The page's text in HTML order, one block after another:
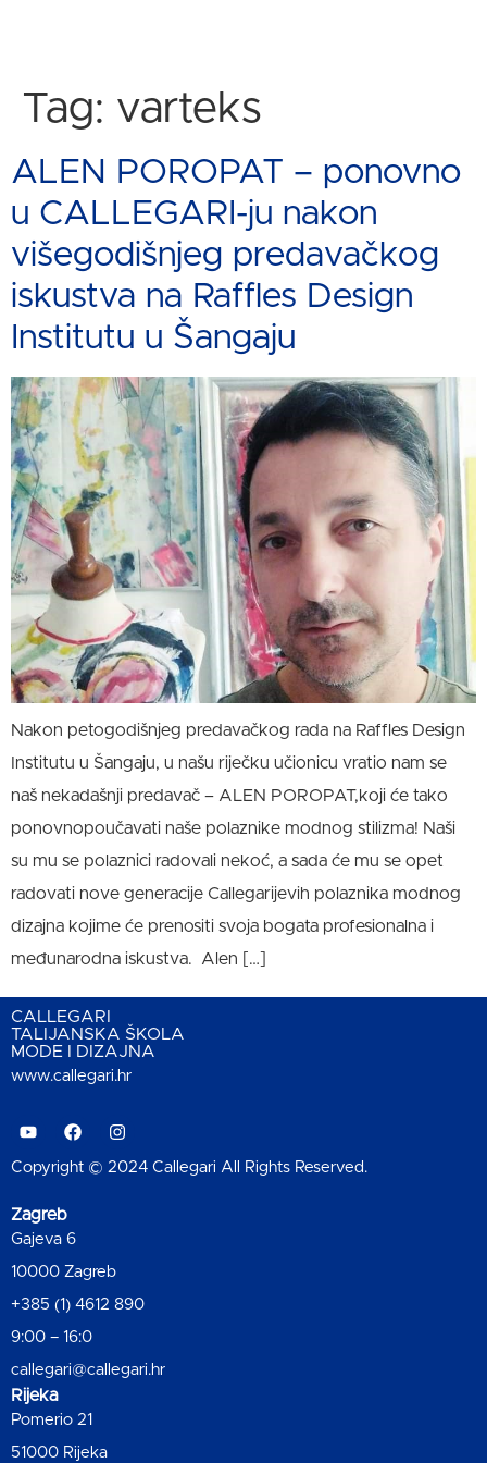
Tag: varteks
ALEN POROPAT – ponovno
u CALLEGARI-ju nakon
višegodišnjeg predavačkog
iskustva na Raffles Design
Institutu u Šangaju
Nakon petogodišnjeg predavačkog rada na Raffles Design
Institutu u Šangaju, u našu riječku učionicu vratio nam se
naš nekadašnji predavač – ALEN POROPAT,koji će tako
ponovnopoučavati naše polaznike modnog stilizma! Naši
su mu se polaznici radovali nekoć, a sada će mu se opet
radovati nove generacije Callegarijevih polaznika modnog
dizajna kojime će prenositi svoja bogata profesionalna i
međunarodna iskustva. Alen […]
CALLEGARI
TALIJANSKA ŠKOLA
MODE I DIZAJNA
www.callegari.hr
Copyright © 2024 Callegari All Rights Reserved.
Zagreb
Gajeva 6
10000 Zagreb
+385 (1) 4612 890
9:00 – 16:0
callegari@callegari.hr
Rijeka
Pomerio 21
51000 Rijeka